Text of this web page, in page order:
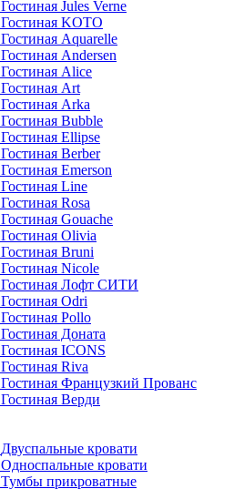
Гостиная Jules Verne
Гостиная KOTO
Гостиная Aquarelle
Гостиная Andersen
Гостиная Alice
Гостиная Art
Гостиная Arka
Гостиная Bubble
Гостиная Ellipse
Гостиная Berber
Гостиная Emerson
Гостиная Line
Гостиная Rosa
Гостиная Gouache
Гостиная Olivia
Гостиная Bruni
Гостиная Nicole
Гостиная Лофт СИТИ
Гостиная Odri
Гостиная Pollo
Гостиная Доната
Гостиная ICONS
Гостиная Riva
Гостиная Французкий Прованс
Гостиная Верди
Двуспальные кровати
Односпальные кровати
Тумбы прикроватные